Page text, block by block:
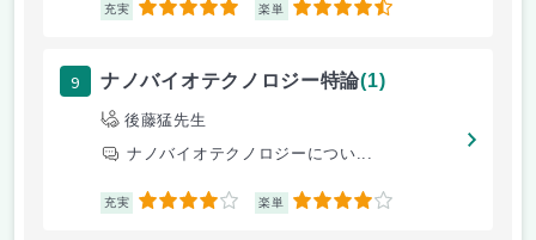
充実 5 楽単 4.5
9 ナノバイオテクノロジー特論(1)
後藤猛先生
ナノバイオテクノロジーについ...
充実 4 楽単 4